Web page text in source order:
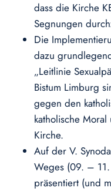
dass die Kirche
Segnungen
Die
dazu
„Leitlinie
Bistum Limburg
gegen den
katholische
Kirche.
Auf der V.
Weges (09. –
präsentiert (und